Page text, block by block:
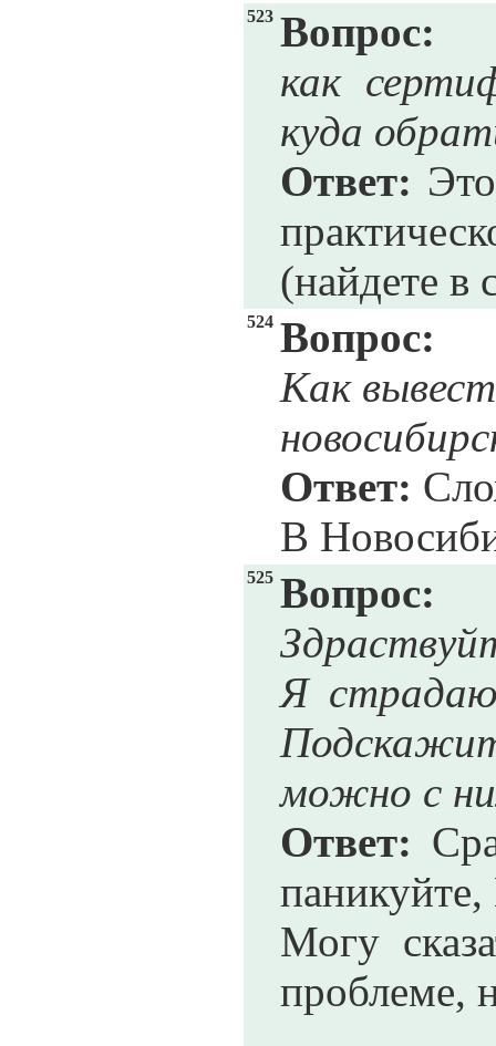
523 Вопрос:
как
куда
Ответ:
(найдете в
524 Вопрос:
Как
Ответ:
В
525 Вопрос:
Я страдаю
можно с
Ответ:
Могу
проблеме,